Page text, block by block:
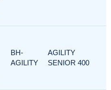
BH-
AGILITY
AGILITY
SENIOR 400